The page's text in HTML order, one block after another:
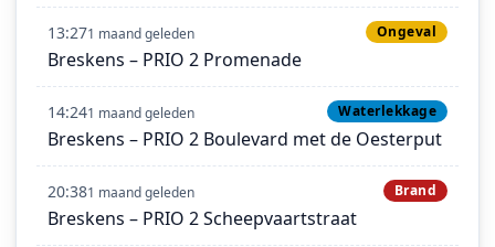
13:271 maand geleden Ongeval
Breskens – PRIO 2 Promenade
14:241 maand geleden Waterlekkage
Breskens – PRIO 2 Boulevard met de Oesterput
20:381 maand geleden Brand
Breskens – PRIO 2 Scheepvaartstraat